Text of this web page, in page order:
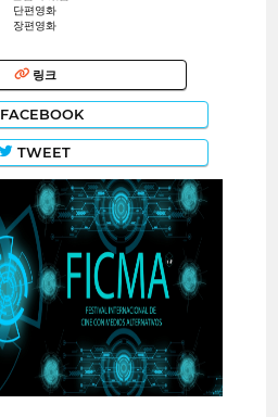
단편영화
장편영화
링크
FACEBOOK
TWEET